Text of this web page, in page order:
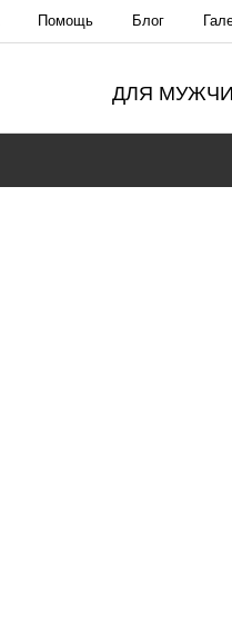
Помощь Блог
ДЛЯ